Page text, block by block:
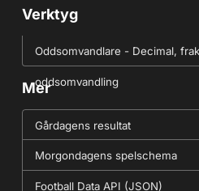
Verktyg
Oddsomvandlare - Decimal,
oddsomvandling
Mer
Gårdagens resultat
Morgondagens spelschema
Football Data API (JSON)